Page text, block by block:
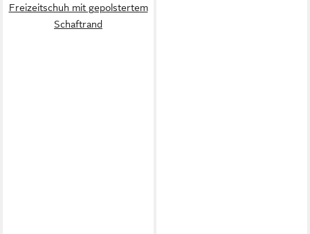
Freizeitschuh mit gepolstertem
Schaftrand